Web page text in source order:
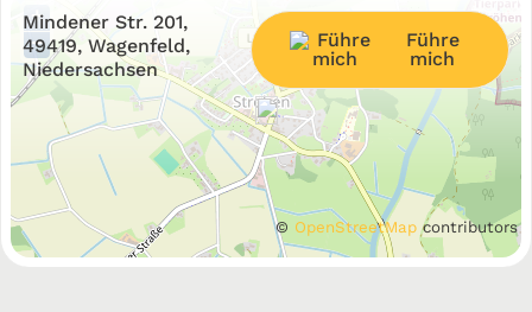
+
−
© OpenStreetMap contributors
Mindener Str. 201,
49419, Wagenfeld,
Niedersachsen
Führe
mich